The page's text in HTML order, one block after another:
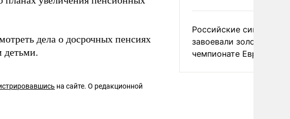
дела о досрочных пенсиях
детьми.
на сайте. О редакционной
Российские
завоевали золото на
чемпионате Европы